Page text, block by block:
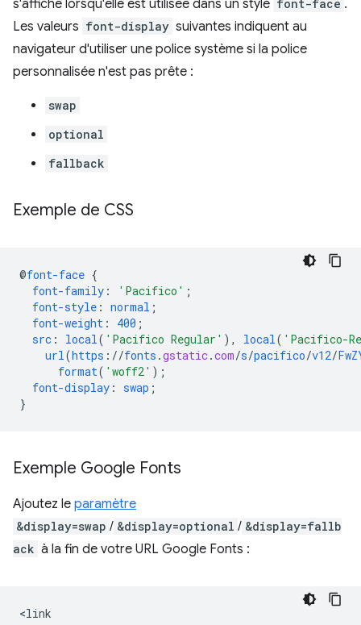
s'affiche lorsqu'elle est utilisée dans un style font-face .
Les valeurs font-display suivantes indiquent au
navigateur d'utiliser une police système si la police
personnalisée n'est pas prête :
swap
optional
fallback
Exemple de CSS
@font-face {
font-family : 'Pacifico' ;
font-style : normal ;
font-weight : 400 ;
src : local ( 'Pacifico Regular' ), local ( 'Pacifico-
url (https ://fonts .gstatic.com/s/pacifico/v12/
format( 'woff2' );
font-display : swap ;
}
Exemple Google Fonts
Ajoutez le paramètre
&display=swap / &display=optional / &display=fallb
ack à la fin de votre URL Google Fonts :
<link